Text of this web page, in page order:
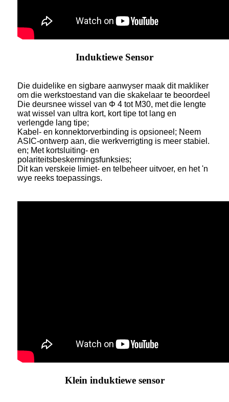
Induktiewe Sensor
Die duidelike en sigbare aanwyser maak dit makliker
om die werkstoestand van die skakelaar te beoordeel
Die deursnee wissel van Φ 4 tot M30, met die lengte
wat wissel van ultra kort, kort tipe tot lang en
verlengde lang tipe;
Kabel- en konnektorverbinding is opsioneel; Neem
ASIC-ontwerp aan, die werkverrigting is meer stabiel.
en; Met kortsluiting- en
polariteitsbeskermingsfunksies;
Dit kan verskeie limiet- en telbeheer uitvoer, en het 'n
wye reeks toepassings.
Klein induktiewe sensor